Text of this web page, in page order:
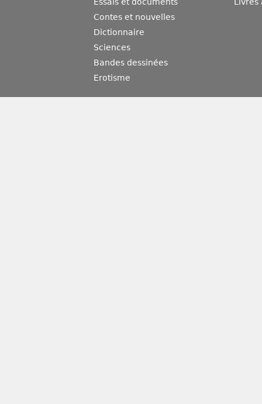
Essais et documents
Contes et nouvelles
Dictionnaire
Sciences
Bandes dessinées
Erotisme
Livres